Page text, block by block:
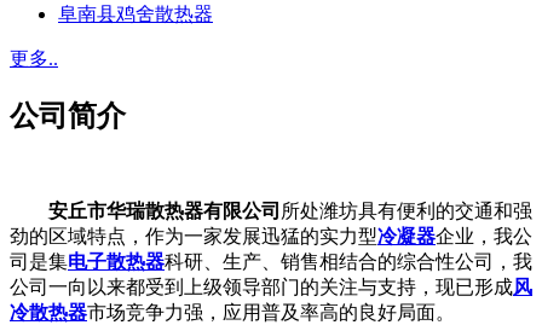
阜南县鸡舍散热器
更多..
公司简介
安丘市华瑞散热器有限公司 所处潍坊具有便利的交通和强
劲的区域特点，作为一家发展迅猛的实力型冷凝器企业，我公
司是集电子散热器科研、生产、销售相结合的综合性公司，我
公司一向以来都受到上级领导部门的关注与支持，现已形成风
冷散热器市场竞争力强，应用普及率高的良好局面。